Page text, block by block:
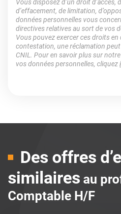
Vous disposez d’un droit d’accès,
d’effacement, de limitation,
données personnelles vous
directives relatives au sort de vos
Vous pouvez exercer ces droits en
contestation, une réclamation
CNIL. Pour en savoir plus sur
vos données personnelles, cliquez
Des offres
similaires au
Comptable H/F